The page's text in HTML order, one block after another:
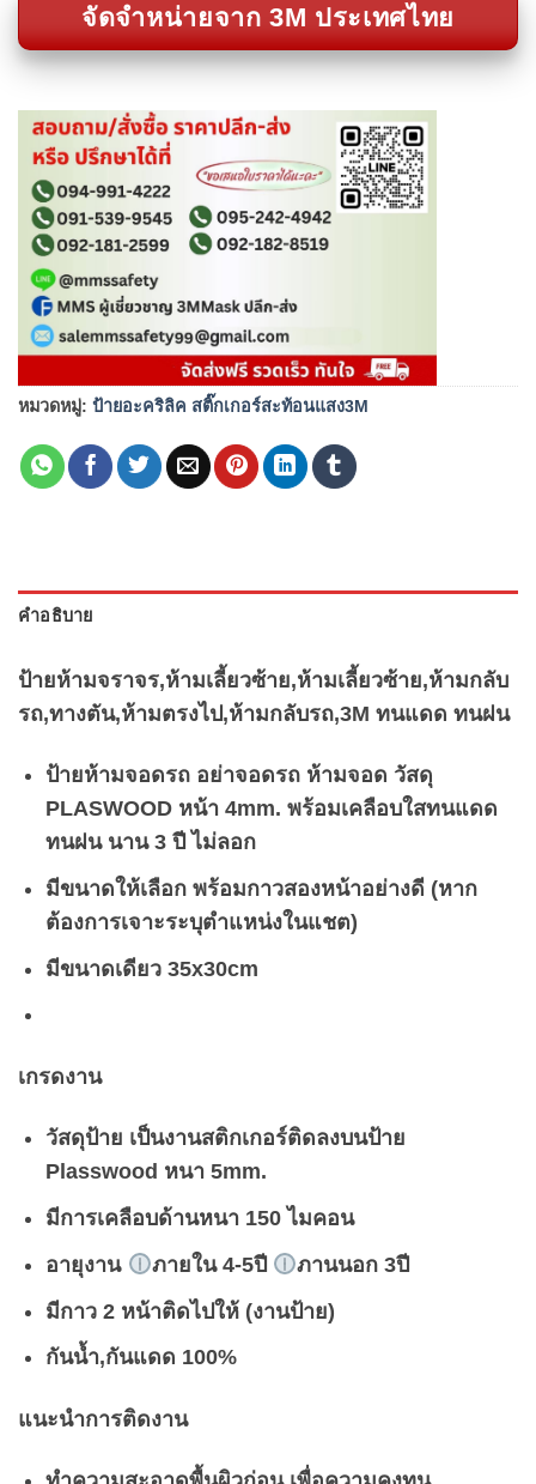
จัดจำหน่ายจาก 3M ประเทศไทย
หมวดหมู่: ป้ายอะคริลิค สติ๊กเกอร์สะท้อนแสง3M
คำอธิบาย
ป้ายห้ามจราจร,ห้ามเลี้ยวซ้าย,ห้ามเลี้ยวซ้าย,ห้ามกลับ
รถ,ทางตัน,ห้ามตรงไป,ห้ามกลับรถ,3M ทนแดด ทนฝน
ป้ายห้ามจอดรถ อย่าจอดรถ ห้ามจอด วัสดุ
PLASWOOD หน้า 4mm. พร้อมเคลือบใสทนแดด
ทนฝน นาน 3 ปี ไม่ลอก
มีขนาดให้เลือก พร้อมกาวสองหน้าอย่างดี (หาก
ต้องการเจาะระบุตำแหน่งในแชต)
มีขนาดเดียว 35x30cm
เกรดงาน
วัสดุป้าย เป็นงานสติกเกอร์ติดลงบนป้าย
Plasswood หนา 5mm.
มีการเคลือบด้านหนา 150 ไมคอน
อายุงาน
ภายใน 4-5ปี
ภานนอก 3ปี
มีกาว 2 หน้าติดไปให้ (งานป้าย)
กันน้ำ,กันแดด 100%
แนะนำการติดงาน